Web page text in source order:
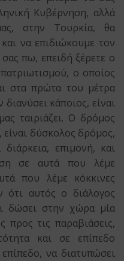
Κυβέρνηση, αλλά
στην Τουρκία, θα
να επιδιώκουμε τον
πω, επειδή ξέρετε ο
ο οποίος
στα πρώτα του μέτρα
κάποιος, είναι
ταιριάζει. Ο δρόμος
είναι δύσκολος δρόμος,
διάρκεια, επιμονή, και
σε αυτά που λέμε
που λέμε κόκκινες
ότι αυτός ο διάλογος
δώσει στην χώρα μία
προς τις παραβιάσεις,
και σε επίπεδο
να διατυπώσει